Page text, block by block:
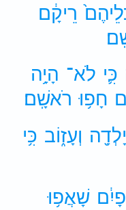
רֵיקָ֔ם
כִּ֛י לֹא־ הָיָ֥ה
חָפ֥וּ רֹאשָֽׁם׃
יָלְדָ֖ה וְעָז֑וֹב כִּ֥י
שָׁאֲפ֥וּ